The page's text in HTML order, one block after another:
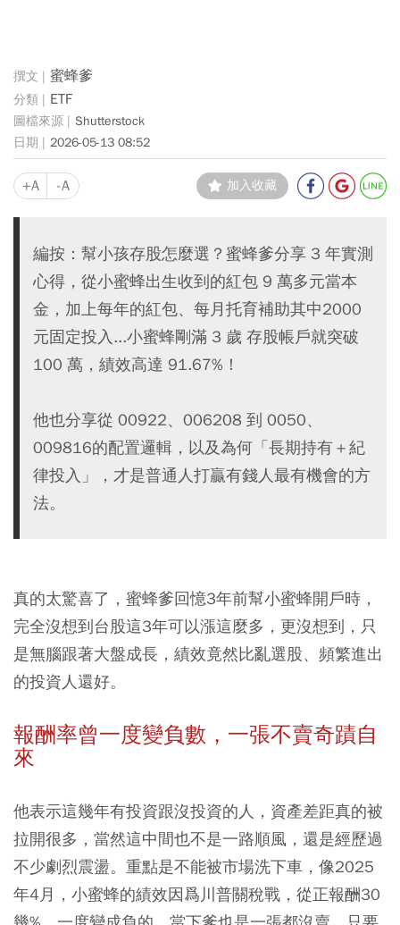
蜜蜂爹
ETF
Shutterstock
2026-05-13 08:52
+A -A 加入收藏
編按：幫小孩存股怎麼選？蜜蜂爹分享 3 年實測
心得，從小蜜蜂出生收到的紅包 9 萬多元當本
金，加上每年的紅包、每月托育補助其中2000
元固定投入...小蜜蜂剛滿 3 歲 存股帳戶就突破
100 萬，績效高達 91.67%！
他也分享從 00922、006208 到 0050、
009816的配置邏輯，以及為何「長期持有＋紀
律投入」，才是普通人打贏有錢人最有機會的方
法。
真的太驚喜了，蜜蜂爹回憶3年前幫小蜜蜂開戶時，
完全沒想到台股這3年可以漲這麼多，更沒想到，只
是無腦跟著大盤成長，績效竟然比亂選股、頻繁進出
的投資人還好。
報酬率曾一度變負數，一張不賣奇蹟自
來
他表示這幾年有投資跟沒投資的人，資產差距真的被
拉開很多，當然這中間也不是一路順風，還是經歷過
不少劇烈震盪。重點是不能被市場洗下車，像2025
年4月，小蜜蜂的績效因爲川普關稅戰，從正報酬30